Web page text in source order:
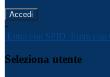
-
Entra con SPID Entra con
Seleziona utente